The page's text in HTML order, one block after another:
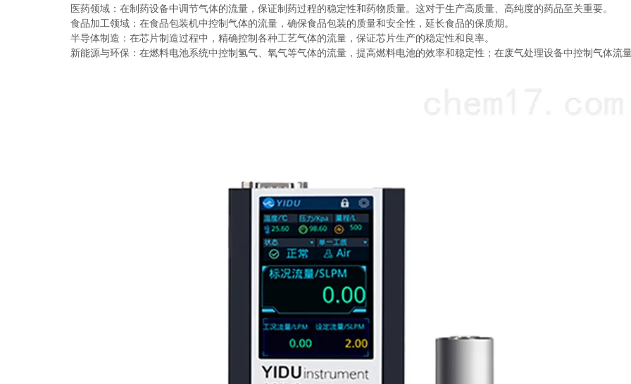
医药领域：在制药设备中调节气体的流量，保证制药过程的稳定性和药物质量。这对于生产高质量、高纯度的药品至关重要。
食品加工领域：在食品包装机中控制气体的流量，确保食品包装的质量和安全性，延长食品的保质期。
半导体制造：在芯片制造过程中，精确控制各种工艺气体的流量，保证芯片生产的稳定性和良率。
新能源与环保：在燃料电池系统中控制氢气、氧气等气体的流量，提高燃料电池的效率和稳定性；在废气处理设备中控制气体流量